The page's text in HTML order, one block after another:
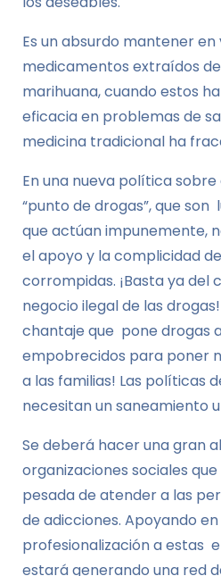
Es un absurdo mantener en
medicamentos extraídos
marihuana, cuando estos
eficacia en problemas de
medicina tradicional ha
En una nueva política
“punto de drogas”, que son
que actúan impunemente,
el apoyo y la complicidad
corrompidas. ¡Basta ya del
negocio ilegal de las
chantaje que pone drogas
empobrecidos para poner
a las familias! Las políticas
necesitan un saneamiento
Se deberá hacer una gran
organizaciones sociales
pesada de atender a las
de adicciones. Apoyando
profesionalización a estas
estará generando una red